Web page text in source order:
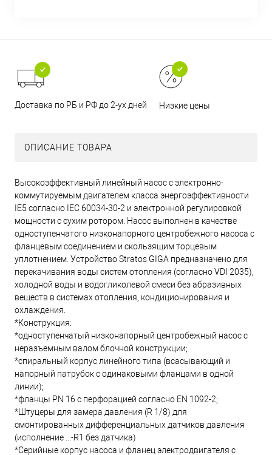
Доставка по РБ и РФ до 2-ух дней Низкие цены
ОПИСАНИЕ ТОВАРА
Высокоэффективный линейный насос с электронно-
коммутируемым двигателем класса энергоэффективности
IE5 согласно IEC 60034-30-2 и электронной регулировкой
мощности с сухим ротором. Насос выполнен в качестве
одноступенчатого низконапорного центробежного насоса с
фланцевым соединением и скользящим торцевым
уплотнением. Устройство Stratos GIGA предназначено для
перекачивания воды систем отопления (согласно VDI 2035),
холодной воды и водогликолевой смеси без абразивных
веществ в системах отопления, кондиционирования и
охлаждения.
*Конструкция:
*одноступенчатый низконапорный центробежный насос с
неразъемным валом блочной конструкции;
*спиральный корпус линейного типа (всасывающий и
напорный патрубок с одинаковыми фланцами в одной
линии);
*фланцы PN 16 с перфорацией согласно EN 1092-2;
*Штуцеры для замера давления (R 1/8) для
смонтированных дифференциальных датчиков давления
(исполнение ...-R1 без датчика)
*Серийные корпус насоса и фланец электродвигателя с